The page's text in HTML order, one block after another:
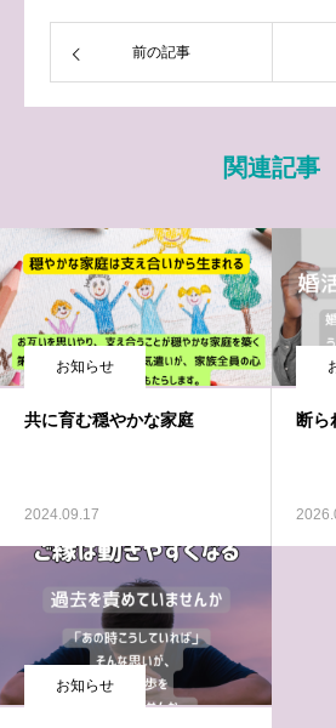
前の記事
関連記事
お知らせ
共に育む穏やかな家庭
2024.09.17
断ら
お知らせ